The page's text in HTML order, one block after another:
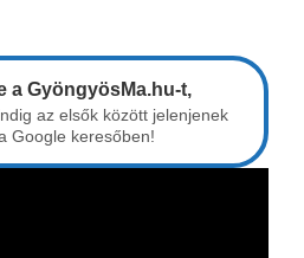
a GyöngyösMa.hu-t,
az elsők között jelenjenek
Google keresőben!